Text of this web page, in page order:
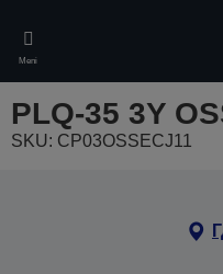
main
content
Meni
PLQ-35 3Y
SKU: CP03OSSECJ11